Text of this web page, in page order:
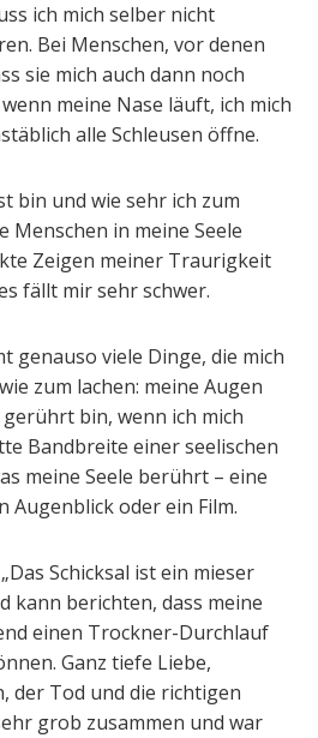
ich mich selber nicht
Bei Menschen, vor denen
sie mich auch dann noch
meine Nase läuft, ich mich
alle Schleusen öffne.
bin und wie sehr ich zum
Menschen in meine Seele
Zeigen meiner Traurigkeit
fällt mir sehr schwer.
genauso viele Dinge, die mich
zum lachen: meine Augen
bin, wenn ich mich
Bandbreite einer seelischen
meine Seele berührt – eine
Augenblick oder ein Film.
Schicksal ist ein mieser
kann berichten, dass meine
einen Trockner-Durchlauf
Ganz tiefe Liebe,
der Tod und die richtigen
grob zusammen und war